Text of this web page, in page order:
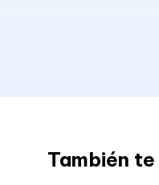
También